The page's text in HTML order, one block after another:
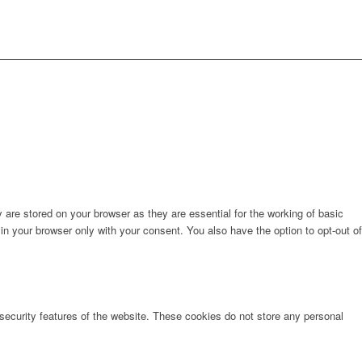
stored on your browser as they are essential for the working of basic
browser only with your consent. You also have the option to opt-out of
features of the website. These cookies do not store any personal